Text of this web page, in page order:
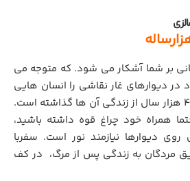
بر شما آشکار می شود. که متوجه می
دیوارهای غار نقاشی را انسان هایی
همراه خود چراغ قوه داشته باشید،
دیوارها نیازمند نور است. سفربا
مردگان به زندگی پس از مرگ، در کف